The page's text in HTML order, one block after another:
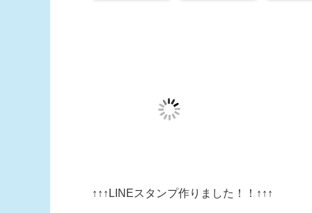
↑↑↑LINEスタンプ作りました！！↑↑↑